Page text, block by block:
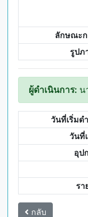
ลักษณะ
รูปภ
ผู้ดำเนินการ: น
วันที่เริ่มด
วันที่
อุป
รา
กลับ